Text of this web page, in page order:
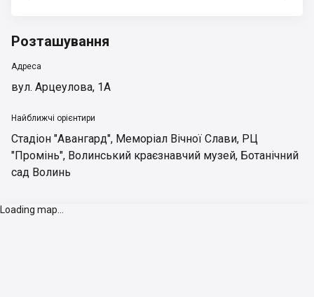
Розташування
Адреса
вул. Арцеулова, 1А
Найближчі орієнтири
Стадіон "Авангард", Меморіал Вічної Слави, РЦ
"Промінь", Волинський краєзнавчий музей, Ботанічний
сад Волинь
Loading map...